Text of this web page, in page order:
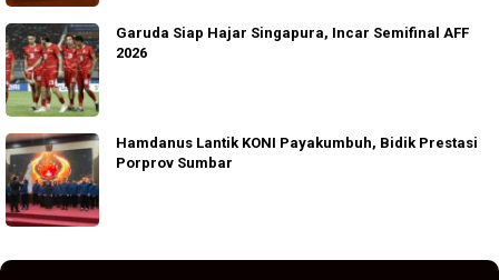
Garuda Siap Hajar Singapura, Incar Semifinal AFF
2026
Hamdanus Lantik KONI Payakumbuh, Bidik Prestasi
Porprov Sumbar